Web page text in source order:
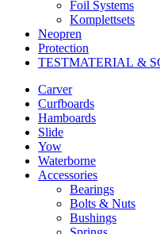
Foil Systems
Komplettsets
Neopren
Protection
TESTMATERIAL &
Carver
Curfboards
Hamboards
Slide
Yow
Waterborne
Accessories
Bearings
Bolts & Nuts
Bushings